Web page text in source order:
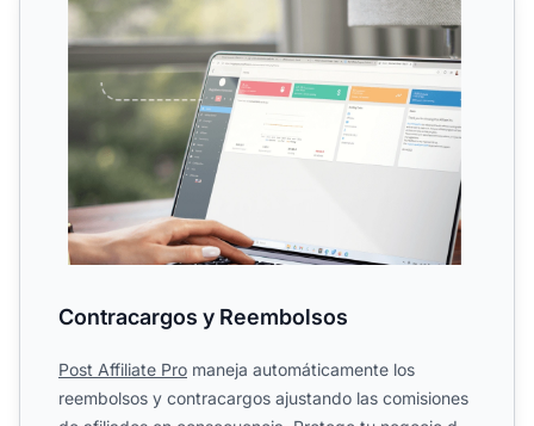
Contracargos y Reembolsos
Post Affiliate Pro maneja automáticamente los
reembolsos y contracargos ajustando las comisiones